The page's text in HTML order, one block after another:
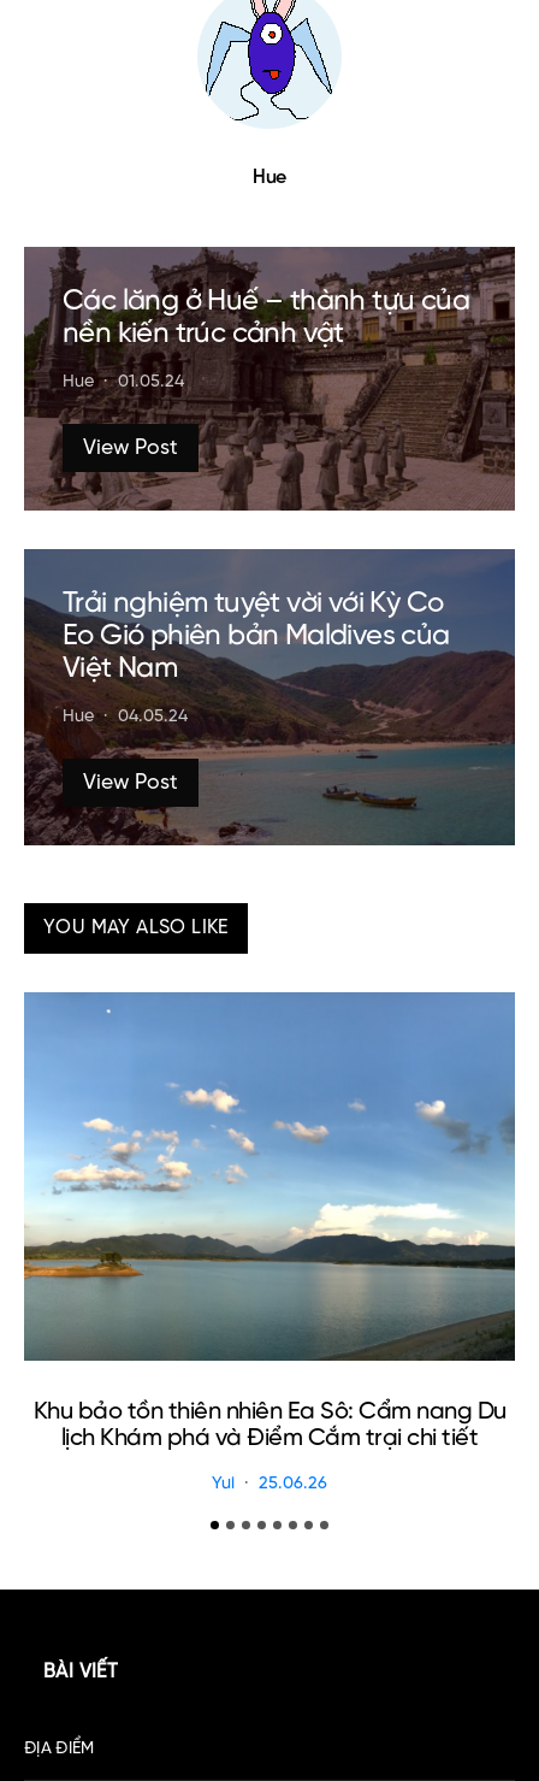
Hue
Các lăng ở Huế – thành tựu của
nền kiến trúc cảnh vật
Hue 01.05.24
View Post
Trải nghiệm tuyệt vời với Kỳ Co
Eo Gió phiên bản Maldives của
Việt Nam
Hue 04.05.24
View Post
YOU MAY ALSO LIKE
Khu bảo tồn thiên nhiên Ea Sô: Cẩm nang Du
lịch Khám phá và Điểm Cắm trại chi tiết
Yui 25.06.26
BÀI VIẾT
ĐỊA ĐIỂM